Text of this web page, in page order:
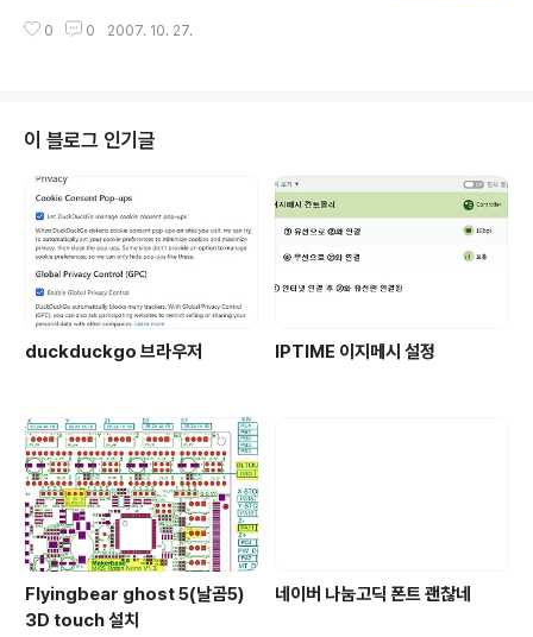
어서 안내표지를 보고 가다보면 약간 헷갈리던더라... 뭐 나
0 0 2007. 10. 27.
이 블로그 인기글
duckduckgo 브라우저 IPTIME 이지메시 설정
Flyingbear ghost 5(날곰5)
3D touch 설치
네이버 나눔고딕 폰트 괜찮네